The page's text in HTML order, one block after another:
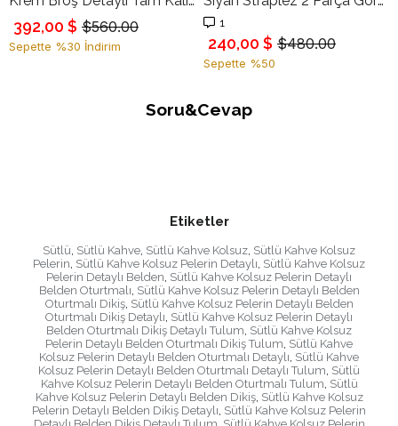
$560.00
392,00 $
Sepette %30 İndirim
1
$480.00
240,00 $
Sepette %50
Soru&Cevap
Etiketler
Sütlü, Sütlü Kahve, Sütlü Kahve Kolsuz, Sütlü Kahve Kolsuz
Pelerin, Sütlü Kahve Kolsuz Pelerin Detaylı, Sütlü Kahve Kolsuz
Pelerin Detaylı Belden, Sütlü Kahve Kolsuz Pelerin Detaylı
Belden Oturtmalı, Sütlü Kahve Kolsuz Pelerin Detaylı Belden
Oturtmalı Dikiş, Sütlü Kahve Kolsuz Pelerin Detaylı Belden
Oturtmalı Dikiş Detaylı, Sütlü Kahve Kolsuz Pelerin Detaylı
Belden Oturtmalı Dikiş Detaylı Tulum, Sütlü Kahve Kolsuz
Pelerin Detaylı Belden Oturtmalı Dikiş Tulum, Sütlü Kahve
Kolsuz Pelerin Detaylı Belden Oturtmalı Detaylı, Sütlü Kahve
Kolsuz Pelerin Detaylı Belden Oturtmalı Detaylı Tulum, Sütlü
Kahve Kolsuz Pelerin Detaylı Belden Oturtmalı Tulum, Sütlü
Kahve Kolsuz Pelerin Detaylı Belden Dikiş, Sütlü Kahve Kolsuz
Pelerin Detaylı Belden Dikiş Detaylı, Sütlü Kahve Kolsuz Pelerin